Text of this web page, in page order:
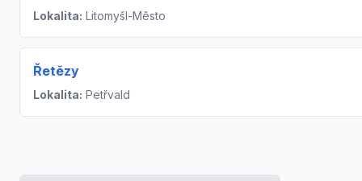
Lokalita: Litomyšl-Město
Řetězy
Lokalita: Petřvald